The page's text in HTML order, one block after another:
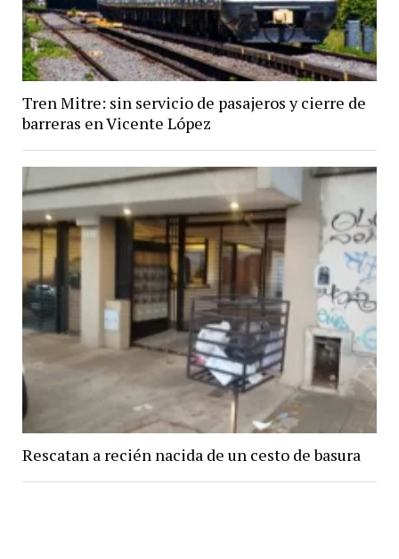
Tren Mitre: sin servicio de pasajeros y cierre de
barreras en Vicente López
Rescatan a recién nacida de un cesto de basura